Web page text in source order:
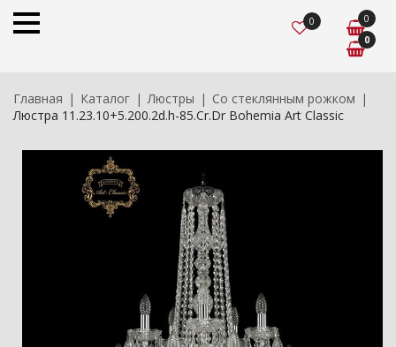
0
0
0
Главная Каталог Люстры
Со стеклянным рожком
Люстра 11.23.10+5.200.2d.h-85.Cr.Dr Bohemia Art Classic